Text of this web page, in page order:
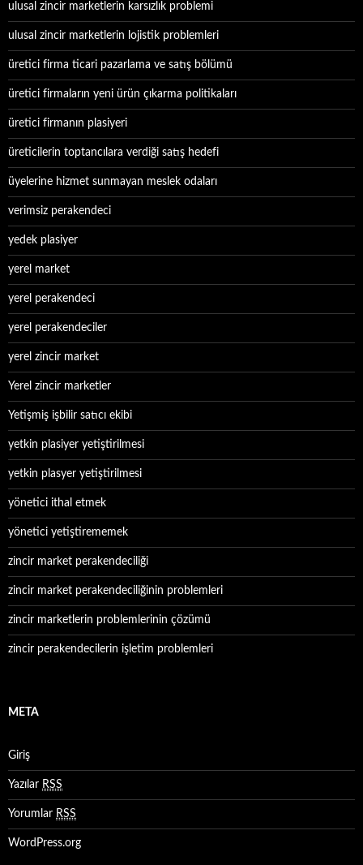
ulusal zincir marketlerin karsızlık problemi
ulusal zincir marketlerin lojistik problemleri
üretici firma ticari pazarlama ve satış bölümü
üretici firmaların yeni ürün çıkarma politikaları
üretici firmanın plasiyeri
üreticilerin toptancılara verdiği satış hedefi
üyelerine hizmet sunmayan meslek odaları
verimsiz perakendeci
yedek plasiyer
yerel market
yerel perakendeci
yerel perakendeciler
yerel zincir market
Yerel zincir marketler
Yetişmiş işbilir satıcı ekibi
yetkin plasiyer yetiştirilmesi
yetkin plasyer yetiştirilmesi
yönetici ithal etmek
yönetici yetiştirememek
zincir market perakendeciliği
zincir market perakendeciliğinin problemleri
zincir marketlerin problemlerinin çözümü
zincir perakendecilerin işletim problemleri
META
Giriş
Yazılar RSS
Yorumlar RSS
WordPress.org